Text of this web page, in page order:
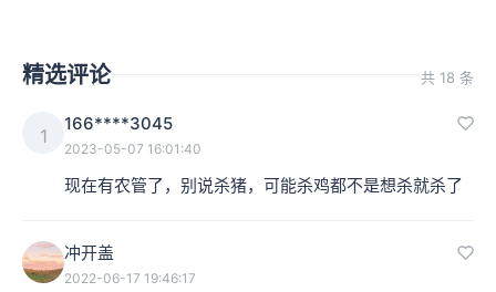
精选评论 共 18 条
1
166****3045
2023-05-07 16:01:40
现在有农管了，别说杀猪，可能杀鸡都不是想杀就杀了
冲开盖
2022-06-17 19:46:17